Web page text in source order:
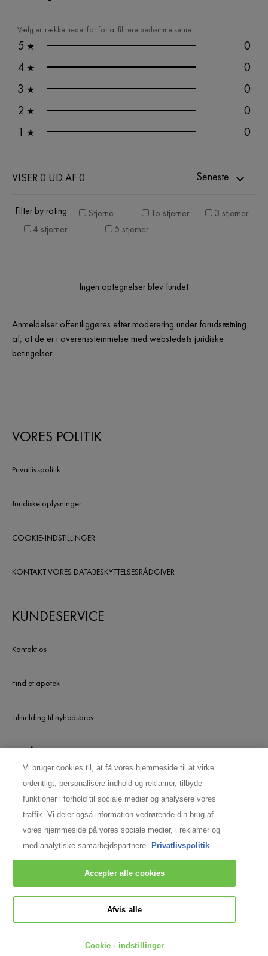
Vælg en række nedenfor for at filtrere bedømmelserne
5 ★
0
4 ★
0
3 ★
0
2 ★
0
1 ★ 0
VISER 0 UD AF 0 Seneste
Filter by rating Stjerne To stjerner
3 stjerner
4 stjerner
5 stjerner
Ingen optegnelser blev fundet
Anmeldelser offentliggøres efter moderering under forudsætning
af, at de er i overensstemmelse med webstedets juridiske
betingelser.
VORES POLITIK
Privatlivspolitik
Juridiske oplysninger
COOKIE-INDSTILLINGER
KONTAKT VORES DATABESKYTTELSESRÅDGIVER
KUNDESERVICE
Kontakt os
Find et apotek
Tilmelding til nyhedsbrev
UDGÅEDE PRODUKTER
LAD OS HOLDE KONTAKTEN
© VICHY INC. 2026. ALLE RETTIGHEDER
Vi bruger cookies til, at få vores hjemmeside til at virke
ordentligt, personalisere indhold og reklamer, tilbyde
funktioner i forhold til sociale medier og analysere vores
traffik. Vi deler også information vedrørende din brug af
vores hjemmeside på vores sociale medier, i reklamer og
med analytiske samarbejdspartnere. Privatlivspolitik
Cookie - indstillinger
Afvis alle
Accepter alle cookies